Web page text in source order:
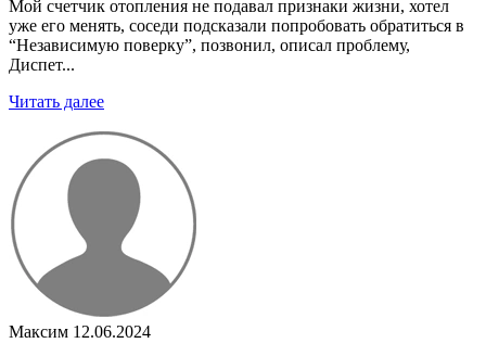
Мой счетчик отопления не подавал признаки жизни, хотел
уже его менять, соседи подсказали попробовать обратиться в
“Независимую поверку”, позвонил, описал проблему,
Диспет...
Читать далее
Максим 12.06.2024